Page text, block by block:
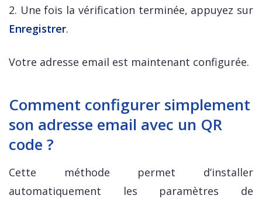
2. Une fois la vérification terminée, appuyez sur
Enregistrer.
Votre adresse email est maintenant configurée.
Comment configurer simplement
son adresse email avec un QR
code ?
Cette méthode permet d’installer
automatiquement les paramètres de